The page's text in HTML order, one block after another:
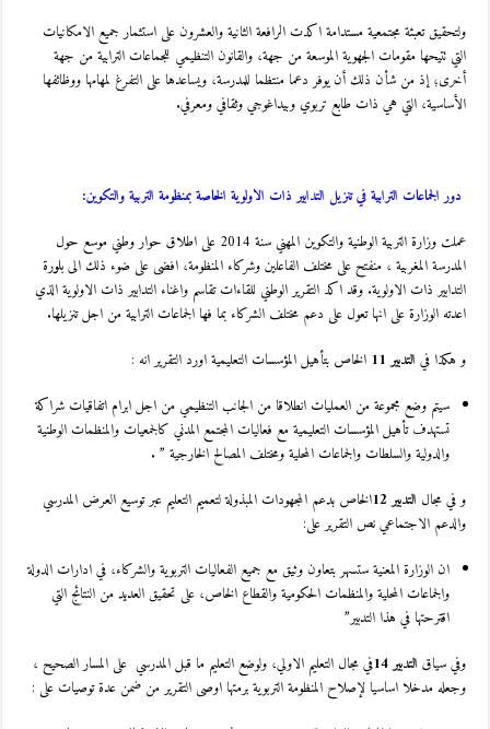
ولتحقيق تعبئة مجتمعية مستدامة اكدت الرافعة الثانية والعشرون على استثمار جميع الامكانيات
التي تتيحها مقومات الجهوية الموسعة من جهة، والقانون التنظيمي للجماعات الترابية من جهة
أخرى؛ إذ من شأن ذلك أن يوفر دعما منتظما للمدرسة، ويساعدها على التفرغ لمهامها ووظائفها
الأساسية، التي هي ذات طابع تربوي وبيداغوجي وثقافي ومعرفي.
دور الجماعات الترابية في تنزيل التدابير ذات الاولوية الخاصة بمنظومة التربية والتكوين:
عملت وزارة التربية الوطنية والتكوين المهني سنة 2014 على اطلاق حوار وطني موسع حول
المدرسة المغربية ، منفتح على مختلف الفاعلين وشركاء المنظومة، افضى على ضوء ذلك الى بلورة
التدابير ذات الاولوية. وقد اكد التقرير الوطني للقاءات تقاسم واغناء التدابير ذات الاولوية الذي
اعدته الوزارة على انها تعول على دعم مختلف الشركاء بما فها الجماعات الترابية من اجل تنزيلها.
و هكذا في التدبير 11
الخاص بتأهيل المؤسسات التعليمية اورد التقرير انه :
سيتم وضع مجموعة من العمليات انطلاقا من الجانب التنظيمي من اجل ابرام اتفاقيات شراكة
تستهدف تأهيل المؤسسات التعليمية مع فعاليات المجتمع المدني كالجمعيات والمنظمات الوطنية
والدولية والسلطات والجماعات المحلية ومختلف المصالح الخارجية ” .
و في مجال التدبير 12
الخاص بدعم المجهودات المبذولة لتعميم التعليم عبر توسيع العرض المدرسي
والدعم الاجتماعي نص التقرير على:
ان الوزارة المعنية ستسهر بتعاون وثيق مع جميع الفعاليات التربوية والشركاء، في ادارات الدولة
والجماعات المحلية والمنظمات الحكومية والقطاع الخاص، على تحقيق العديد من النتائج التي
اقترحتها في هذا التدبير”
وفي سياق التدبير 14
في مجال التعليم الاولي، ولوضع التعليم ما قبل المدرسي على المسار الصحيح ،
وجعله مدخلا اساسيا لإصلاح المنظومة التربوية برمتها اوصى التقرير من ضمن عدة توصيات على :